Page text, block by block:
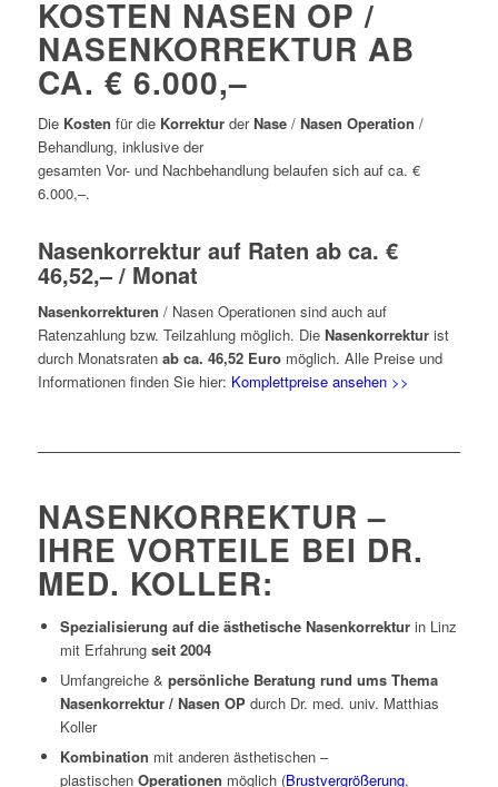
KOSTEN NASEN OP /
NASENKORREKTUR AB
CA. € 6.000,–
Die Kosten für die Korrekturder Nase/ Nasen Operation /
Behandlung, inklusive der
gesamten Vor- und Nachbehandlung belaufen sich auf ca. €
6.000,–.
Nasenkorrektur auf Raten ab ca. €
46,52,– / Monat
Nasenkorrekturen / Nasen Operationen sind auch auf
Ratenzahlung bzw. Teilzahlung möglich. Die Nasenkorrekturist
durch Monatsraten ab ca. 46,52 Euromöglich. Alle Preise und
Informationen finden Sie hier: Komplettpreise ansehen >>
NASENKORREKTUR –
IHRE VORTEILE BEI DR.
MED. KOLLER:
Spezialisierung auf die ästhetische Nasenkorrekturin Linz
mit Erfahrung seit 2004
Umfangreiche & persönliche Beratung rund ums Thema
Nasenkorrektur / Nasen OPdurch Dr. med. univ. Matthias
Koller
Kombination mit anderen ästhetischen –
plastischen Operationen möglich (Brustvergrößerung,